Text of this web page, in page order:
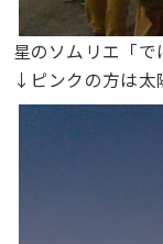
星のソムリエ「で
↓ピンクの方は太